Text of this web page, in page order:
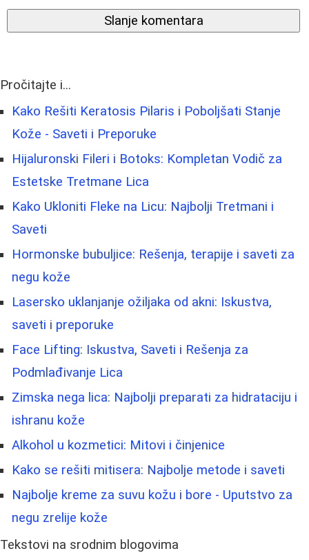
Slanje komentara
Pročitajte i...
Kako Rešiti Keratosis Pilaris i Poboljšati Stanje
Kože - Saveti i Preporuke
Hijaluronski Fileri i Botoks: Kompletan Vodič za
Estetske Tretmane Lica
Kako Ukloniti Fleke na Licu: Najbolji Tretmani i
Saveti
Hormonske bubuljice: Rešenja, terapije i saveti za
negu kože
Lasersko uklanjanje ožiljaka od akni: Iskustva,
saveti i preporuke
Face Lifting: Iskustva, Saveti i Rešenja za
Podmlađivanje Lica
Zimska nega lica: Najbolji preparati za hidrataciju i
ishranu kože
Alkohol u kozmetici: Mitovi i činjenice
Kako se rešiti mitisera: Najbolje metode i saveti
Najbolje kreme za suvu kožu i bore - Uputstvo za
negu zrelije kože
Tekstovi na srodnim blogovima